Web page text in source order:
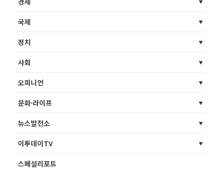
국제
정치
사회
오피니언
문화·라이프
뉴스발전소
이투데이TV
스페셜리포트